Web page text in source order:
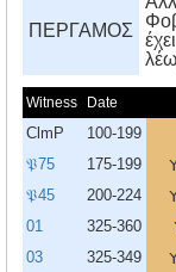
ΠΕΡΓΑΜΟΣ
Witness Date
ClmP 100-199
𝔓75 175-199
𝔓45 200-224
01 325-360
03 325-349